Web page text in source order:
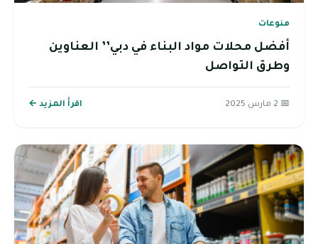
منوعات
أفضل محلات مواد البناء في دبي’’ العناوين
وطرق التواصل
📅 2 مارس 2025 اقرأ المزيد ←